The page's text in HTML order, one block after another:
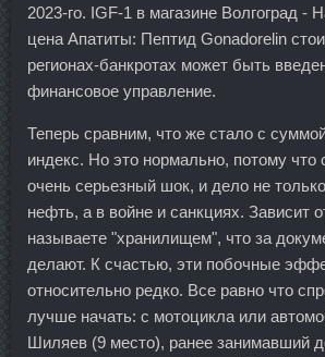
2023-го. IGF-1 в магазине Волгоград -
цена Апатиты: Пептид Gonadorelin
регионах-банкротах может быть
финансовое управление.
Теперь сравним, что же стало с
индекс. Но это нормально, потому что
очень серьезный шок, и дело не
нефть, а в войне и санкциях. Зависит
называете "хранилищем", что за
делают. К счастью, эти побочные
относительно редко. Все равно что
лучше начать: с мотоцикла или
Шиляев (9 место), ранее занимавший